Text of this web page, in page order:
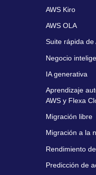
AWS Kiro
AWS OLA
Suite rápida de
Negocio
IA generativa
Aprendizaje
AWS y Flexa
Migración libre
Migración a la
Rendimiento
Predicción de